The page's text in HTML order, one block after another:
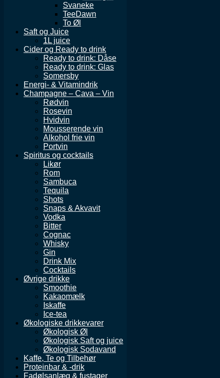
Svaneke
TeeDawn
To Øl
Saft og Juice
1L juice
Cider og Ready to drink
Ready to drink: Dåse
Ready to drink: Glas
Somersby
Energi- & Vitamindrik
Champagne – Cava – Vin
Rødvin
Rosevin
Hvidvin
Mousserende vin
Alkohol frie vin
Portvin
Spiritus og cocktails
Likør
Rom
Sambuca
Tequila
Shots
Snaps & Akvavit
Vodka
Bitter
Cognac
Whisky
Gin
Drink Mix
Cocktails
Øvrige drikke
Smoothie
Kakaomælk
Iskaffe
Ice-tea
Økologiske drikkevarer
Økologisk Øl
Økologisk Saft og juice
Økologisk Sodavand
Kaffe, Te og Tilbehør
Proteinbar & -drik
Fadølsanlæg & fustager